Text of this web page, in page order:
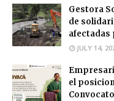
Gestora
de
afectadas
JULY 14,
el